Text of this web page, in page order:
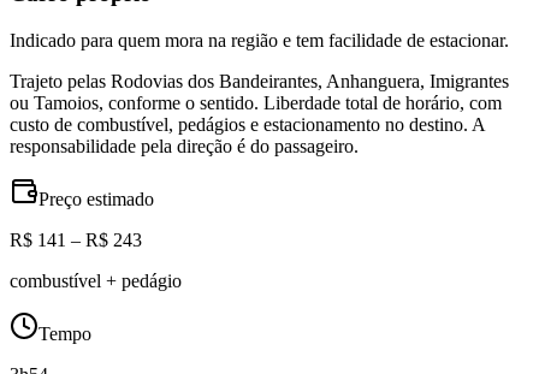
Indicado para quem mora na região e tem facilidade de estacionar.
Trajeto pelas Rodovias dos Bandeirantes, Anhanguera, Imigrantes
ou Tamoios, conforme o sentido. Liberdade total de horário, com
custo de combustível, pedágios e estacionamento no destino. A
responsabilidade pela direção é do passageiro.
Preço estimado
R$ 141 – R$ 243
combustível + pedágio
Tempo